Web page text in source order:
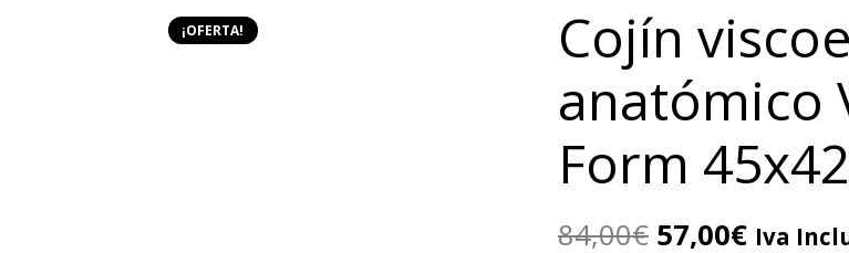
¡OFERTA!
Cojín
anatómico
Form
84,00€ El
57,00€ElIva